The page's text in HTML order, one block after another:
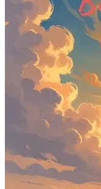
Pagina externă
Pagina externă
Pacha Man
Cazacov
Videoclipuri